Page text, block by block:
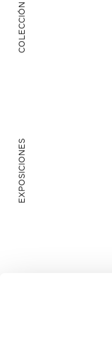
COLECCIÓN
EXPOSICIONES